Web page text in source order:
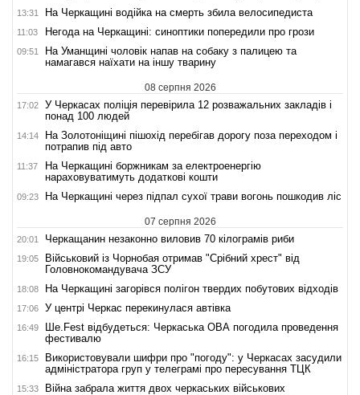
13:31 На Черкащині водійка на смерть збила велосипедиста
11:03 Негода на Черкащині: синоптики попередили про грози
09:51
На Уманщині чоловік напав на собаку з палицею та
намагався наїхати на іншу тварину
08 серпня 2026
17:02
У Черкасах поліція перевірила 12 розважальних закладів і
понад 100 людей
14:14
На Золотоніщині пішохід перебігав дорогу поза переходом і
потрапив під авто
11:37
На Черкащині боржникам за електроенергію
нараховуватимуть додаткові кошти
09:23 На Черкащині через підпал сухої трави вогонь пошкодив ліс
07 серпня 2026
20:01 Черкащанин незаконно виловив 70 кілограмів риби
19:05
Військовий із Чорнобая отримав "Срібний хрест" від
Головнокомандувача ЗСУ
18:08 На Черкащині загорівся полігон твердих побутових відходів
17:06 У центрі Черкас перекинулася автівка
16:49
Ше.Fest відбудеться: Черкаська ОВА погодила проведення
фестивалю
16:15
Використовували шифри про "погоду": у Черкасах засудили
адміністратора груп у телеграмі про пересування ТЦК
15:33 Війна забрала життя двох черкаських військових